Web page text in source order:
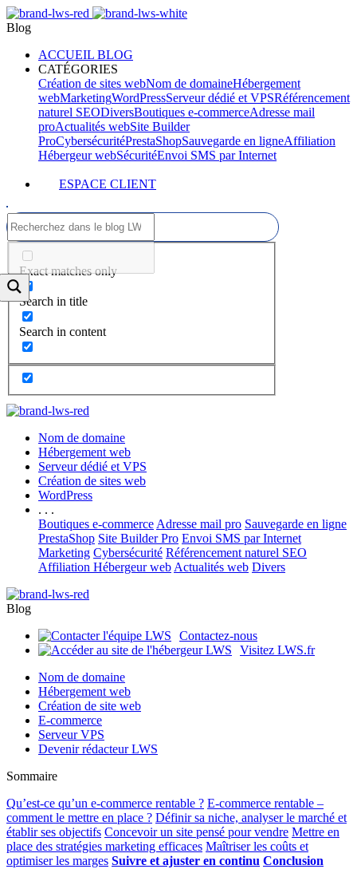
Blog
ACCUEIL BLOG
CATÉGORIES
Création de sites webNom de domaineHébergement
webMarketingWordPressServeur dédié et VPSRéférencement
naturel SEODiversBoutiques e-commerceAdresse mail
proActualités webSite Builder
ProCybersécuritéPrestaShopSauvegarde en ligneAffiliation
Hébergeur webSécuritéEnvoi SMS par Internet
ESPACE CLIENT
Exact matches only
Search in title
Search in content
Nom de domaine
Hébergement web
Serveur dédié et VPS
Création de sites web
WordPress
. . .
Boutiques e-commerce Adresse mail pro Sauvegarde en ligne
PrestaShop Site Builder Pro Envoi SMS par Internet
Marketing Cybersécurité Référencement naturel SEO
Affiliation Hébergeur web Actualités web Divers
Blog
Contactez-nous
Visitez LWS.fr
Nom de domaine
Hébergement web
Création de site web
E-commerce
Serveur VPS
Devenir rédacteur LWS
Sommaire
Qu’est-ce qu’un e-commerce rentable ? E-commerce rentable –
comment le mettre en place ? Définir sa niche, analyser le marché et
établir ses objectifs Concevoir un site pensé pour vendre Mettre en
place des stratégies marketing efficaces Maîtriser les coûts et
optimiser les marges Suivre et ajuster en continu Conclusion